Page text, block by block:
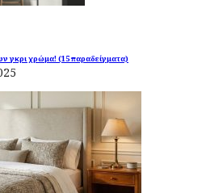
γκρι χρώμα! (15 παραδείγματα)